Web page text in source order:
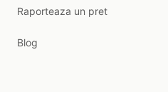
Raporteaza un pret
Blog